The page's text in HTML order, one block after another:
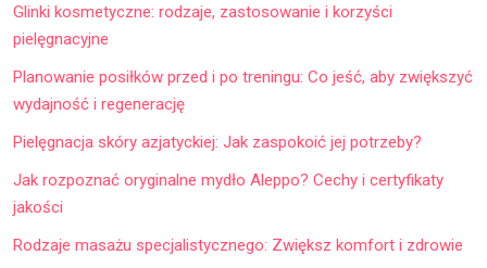
Glinki kosmetyczne: rodzaje, zastosowanie i korzyści
pielęgnacyjne
Planowanie posiłków przed i po treningu: Co jeść, aby zwiększyć
wydajność i regenerację
Pielęgnacja skóry azjatyckiej: Jak zaspokoić jej potrzeby?
Jak rozpoznać oryginalne mydło Aleppo? Cechy i certyfikaty
jakości
Rodzaje masażu specjalistycznego: Zwiększ komfort i zdrowie